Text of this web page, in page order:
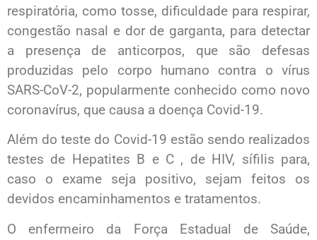
respiratória, como tosse, dificuldade para respirar,
congestão nasal e dor de garganta, para detectar
a presença de anticorpos, que são defesas
produzidas pelo corpo humano contra o vírus
SARS-CoV-2, popularmente conhecido como novo
coronavírus, que causa a doença Covid-19.
Além do teste do Covid-19 estão sendo realizados
testes de Hepatites B e C , de HIV, sífilis para,
caso o exame seja positivo, sejam feitos os
devidos encaminhamentos e tratamentos.
O enfermeiro da Força Estadual de Saúde,